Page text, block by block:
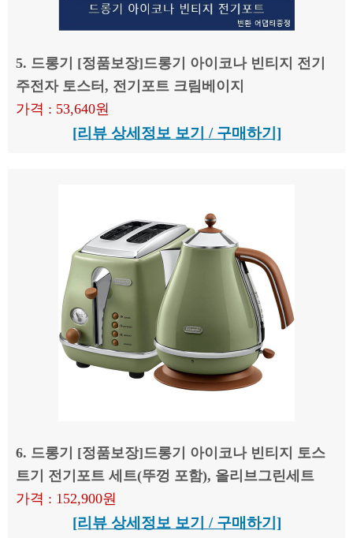
5. 드롱기 [정품보장]드롱기 아이코나 빈티지 전기
주전자 토스터, 전기포트 크림베이지
가격 : 53,640원
[리뷰 상세정보 보기 / 구매하기]
6. 드롱기 [정품보장]드롱기 아이코나 빈티지 토스
트기 전기포트 세트(뚜껑 포함), 올리브그린세트
가격 : 152,900원
[리뷰 상세정보 보기 / 구매하기]